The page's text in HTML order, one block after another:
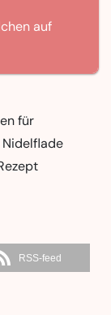
auf
RSS-feed